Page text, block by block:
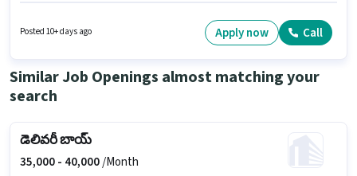
ఇప్పించబడతాయి. ఈ ఖాళీ A block Dabua colony, ఫరీదాబాద్ లో ఉంది. ఈ
ఉద్యోగానికి అభ్యర్థి వద్ద Packing, Cleaning ఉండాలి.
Posted 10+ days ago Apply now Call
Similar Job Openings almost matching your
search
డెలివరీ బాయ్
35,000 - 40,000/Month